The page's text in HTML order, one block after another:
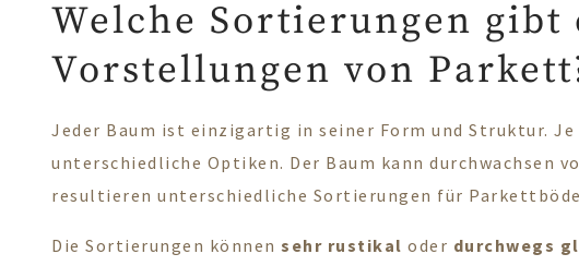
Welche Sortierungen gibt
Vorstellungen von
Jeder Baum ist einzigartig in seiner Form und Struktur.
unterschiedliche Optiken. Der Baum kann durchwachsen
resultieren unterschiedliche Sortierungen für
Die Sortierungen können sehr rustikal oder durchwegs